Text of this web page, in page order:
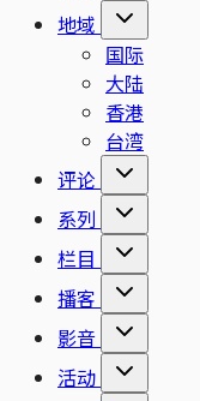
地域
国际
大陆
香港
台湾
评论
系列
栏目
播客
影音
活动